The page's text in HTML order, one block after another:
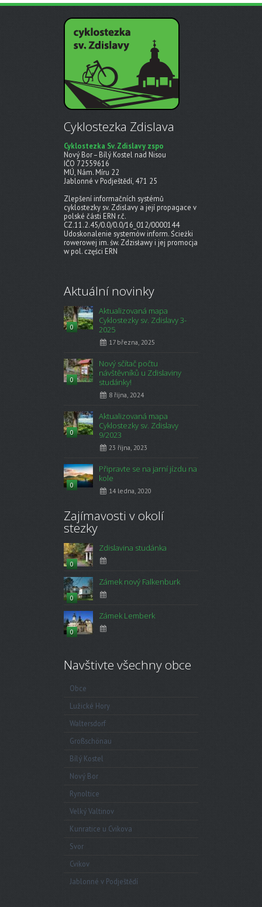
Cyklostezka Zdislava
Cyklostezka Sv. Zdislavy zspo
Nový Bor – Bílý Kostel nad Nisou
IČO 72559616
MÚ, Nám. Míru 22
Jablonné v Podještědí, 471 25
Zlepšení informačních systémů
cyklostezky sv. Zdislavy a její propagace v
polské části ERN r.č.
CZ.11.2.45/0.0/0.0/16_012/0000144
Udoskonalenie systemów inform. Ścieżki
rowerowej im. św. Zdzisławy i jej promocja
w pol. części ERN
Aktuální novinky
0
Aktualizovaná mapa
Cyklostezky sv. Zdislavy 3-
2025
17 března, 2025
0
Nový sčítač počtu
návštěvníků u Zdislaviny
studánky!
8 října, 2024
0
Aktualizovaná mapa
Cyklostezky sv. Zdislavy
9/2023
23 října, 2023
0
Připravte se na jarní jízdu na
kole
14 ledna, 2020
Zajímavosti v okolí
stezky
0
Zdislavina studánka
0
Zámek nový Falkenburk
0
Zámek Lemberk
Navštivte všechny obce
Obce
Lužické Hory
Waltersdorf
Großschönau
Bílý Kostel
Nový Bor
Rynoltice
Velký Valtinov
Kunratice u Cvikova
Svor
Cvikov
Jablonné v Podještědí